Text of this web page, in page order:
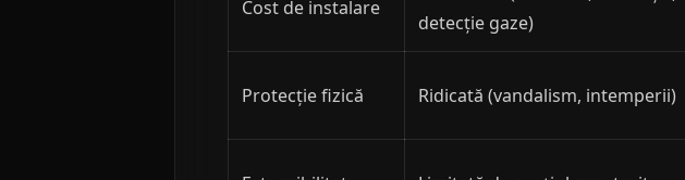
Cost de instalare
detecție gaze)
Protecție fizică Ridicată (vandalism, intemperii)